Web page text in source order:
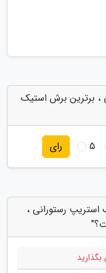
، برترین برش استیک
5 رای
استریپ رستورانی ،
بگذارید